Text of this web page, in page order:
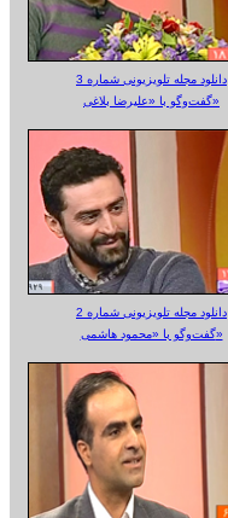
دانلود مجله تلویزیونی شماره 3
گفت‌وگو با «علیرضا بلاغی»
دانلود مجله تلویزیونی شماره 2
گفت‌وگو با «محمود هاشمی»